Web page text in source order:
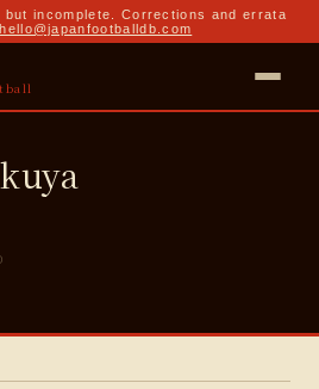
incomplete. Corrections and errata
hello@japanfootballdb.com